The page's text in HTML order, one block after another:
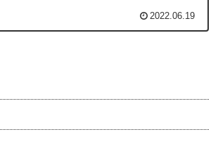
2022.06.19